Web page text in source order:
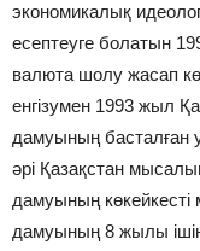
экономикалық
есептеуге болатын
валюта шолу жасап
енгізумен 1993 жыл
дамуының басталған
әрі Қазақстан
дамуының көкейкесті
дамуының 8 жылы